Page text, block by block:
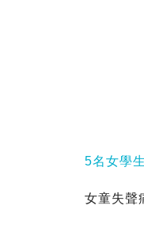
5名女學
女童失聲